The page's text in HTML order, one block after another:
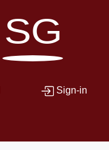
SG
Sign-in